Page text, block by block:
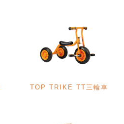
TOP TRIKE TT三輪車